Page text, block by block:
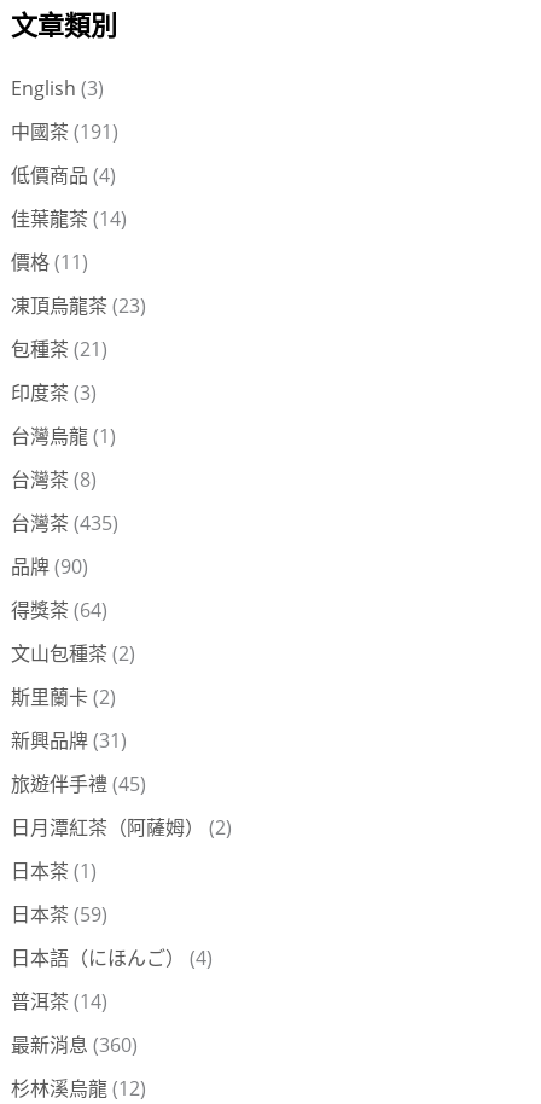
關
文章類別
English (3)
中國茶 (191)
低價商品 (4)
佳葉龍茶 (14)
價格(11)
凍頂烏龍茶 (23)
包種茶 (21)
印度茶 (3)
台灣烏龍(1)
台灣茶 (8)
台灣茶 (435)
品牌(90)
得獎茶 (64)
文山包種茶 (2)
斯里蘭卡(2)
新興品牌(31)
旅遊伴手禮(45)
日月潭紅茶（阿薩姆）
(2)
日本茶 (1)
日本茶 (59)
日本語（にほんご）
(4)
普洱茶 (14)
最新消息 (360)
杉林溪烏龍(12)